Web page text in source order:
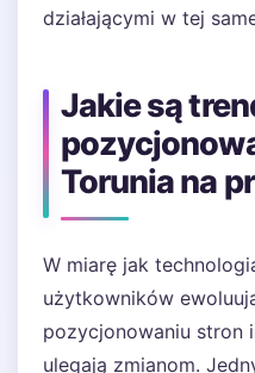
działającymi w tej
Jakie są
Torunia na
W miarę jak
użytkowników
pozycjonowaniu stron
ulegają zmianom.